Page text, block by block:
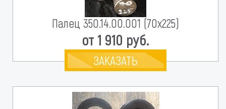
Палец 350.14.00.001 (70х225)
от 1 910 руб.
ЗАКАЗАТЬ